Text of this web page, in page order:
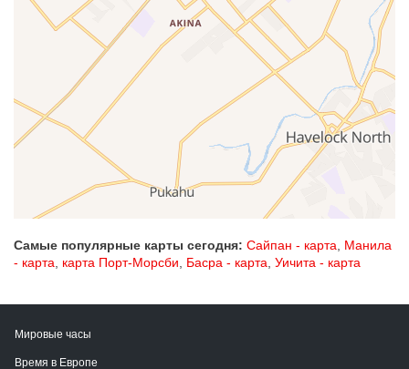
Самые популярные карты сегодня: Сайпан - карта, Манила
- карта, карта Порт-Морсби, Басра - карта, Уичита - карта
Мировые часы
Время в Европе